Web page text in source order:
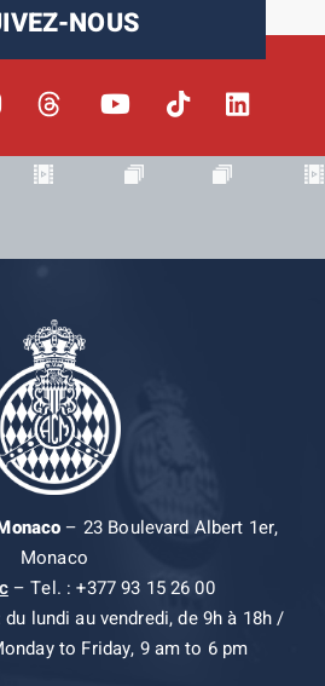
NOUS
– 23 Boulevard Albert 1er,
Monaco
– Tel. : +377 93 15 26 00
du lundi au vendredi, de 9h à 18h /
to Friday, 9 am to 6 pm